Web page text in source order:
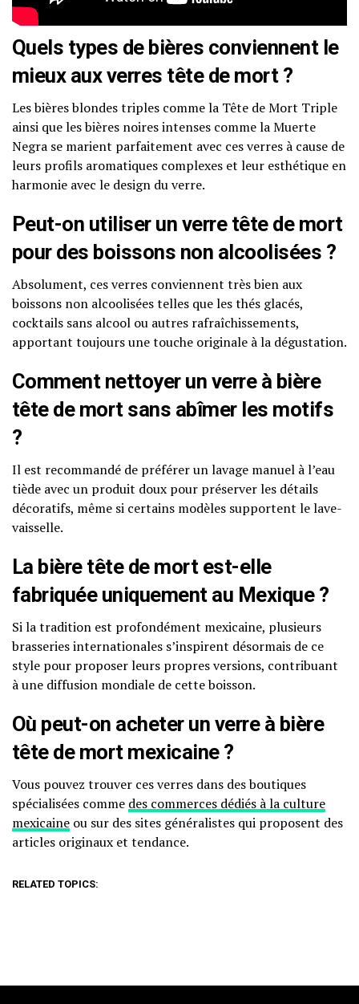
Quels types de bières conviennent le
mieux aux verres tête de mort ?
Les bières blondes triples comme la Tête de Mort Triple
ainsi que les bières noires intenses comme la Muerte
Negra se marient parfaitement avec ces verres à cause de
leurs profils aromatiques complexes et leur esthétique en
harmonie avec le design du verre.
Peut-on utiliser un verre tête de mort
pour des boissons non alcoolisées ?
Absolument, ces verres conviennent très bien aux
boissons non alcoolisées telles que les thés glacés,
cocktails sans alcool ou autres rafraîchissements,
apportant toujours une touche originale à la dégustation.
Comment nettoyer un verre à bière
tête de mort sans abîmer les motifs
?
Il est recommandé de préférer un lavage manuel à l’eau
tiède avec un produit doux pour préserver les détails
décoratifs, même si certains modèles supportent le lave-
vaisselle.
La bière tête de mort est-elle
fabriquée uniquement au Mexique ?
Si la tradition est profondément mexicaine, plusieurs
brasseries internationales s’inspirent désormais de ce
style pour proposer leurs propres versions, contribuant
à une diffusion mondiale de cette boisson.
Où peut-on acheter un verre à bière
tête de mort mexicaine ?
Vous pouvez trouver ces verres dans des boutiques
spécialisées comme des commerces dédiés à la culture
mexicaine ou sur des sites généralistes qui proposent des
articles originaux et tendance.
RELATED TOPICS: